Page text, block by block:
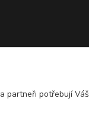
partneři potřebují Váš